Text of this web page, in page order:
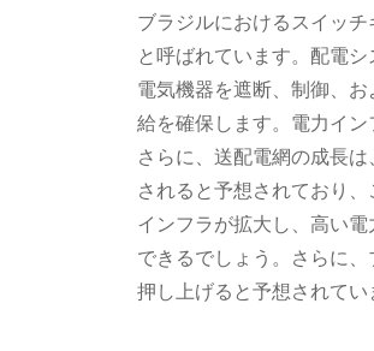
ブラジルにおけるスイッ
と呼ばれています。配電
電気機器を遮断、制御、
給を確保します。電力イ
さらに、送配電網の成長
されると予想されており
インフラが拡大し、高い
できるでしょう。さらに
押し上げると予想されてい